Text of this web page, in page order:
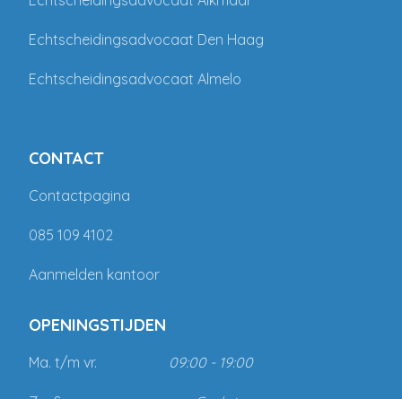
Echtscheidingsadvocaat Den Haag
Echtscheidingsadvocaat Almelo
CONTACT
Contactpagina
085 109 4102
Aanmelden kantoor
OPENINGSTIJDEN
Ma. t/m vr. 09:00 - 19:00